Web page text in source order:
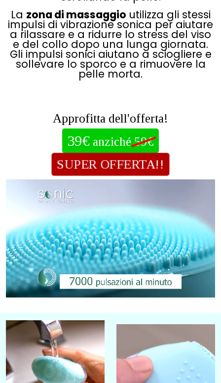
La zona di massaggio utilizza gli stessi
impulsi di vibrazione sonica per aiutare
a rilassare e a ridurre lo stress del viso
e del collo dopo una lunga giornata.
Gli impulsi sonici aiutano a sciogliere e
sollevare lo sporco e a rimuovere la
pelle morta.
Approfitta dell'offerta!
39€ anziché59€
SUPER OFFERTA!!